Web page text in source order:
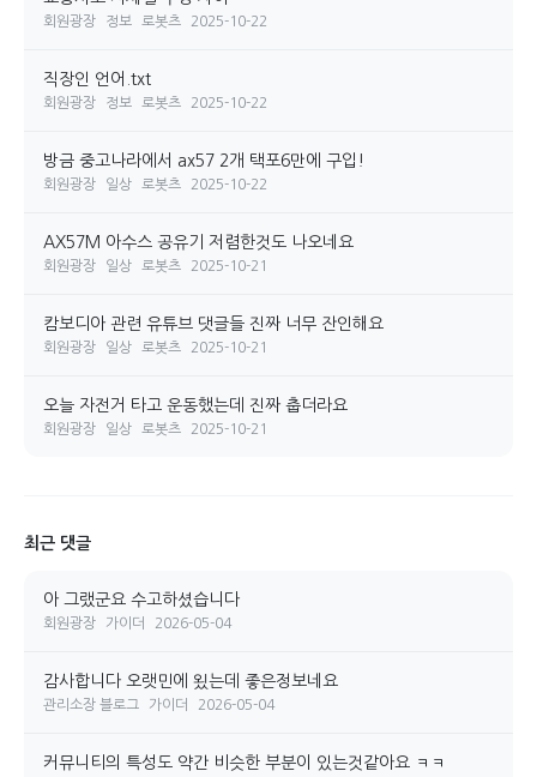
회원광장 정보 로봇츠 2025-10-22
직장인 언어.txt
회원광장 정보 로봇츠 2025-10-22
방금 중고나라에서 ax57 2개 택포6만에 구입!
회원광장 일상 로봇츠 2025-10-22
AX57M 아수스 공유기 저렴한것도 나오네요
회원광장 일상 로봇츠 2025-10-21
캄보디아 관련 유튜브 댓글들 진짜 너무 잔인해요
회원광장 일상 로봇츠 2025-10-21
오늘 자전거 타고 운동했는데 진짜 춥더라요
회원광장 일상 로봇츠 2025-10-21
최근 댓글
아 그랬군요 수고하셨습니다
회원광장 가이더 2026-05-04
감사합니다 오랫민에 욌는데 좋은정보네요
관리소장 블로그 가이더 2026-05-04
커뮤니티의 특성도 약간 비슷한 부분이 있는것같아요 ㅋㅋ